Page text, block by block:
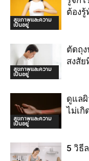
สุขภาพและความ
เป็นอยู่
ต้อง
สุขภาพและความ
เป็นอยู่
ตัดถุ
สงสัย
สุขภาพและความ
เป็นอยู่
ดูแล
ไม่เกิ
5 วิธี